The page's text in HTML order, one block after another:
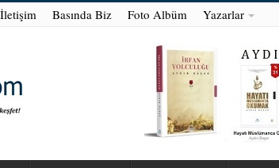
İletişim Basında Biz Foto Albüm Yazarlar